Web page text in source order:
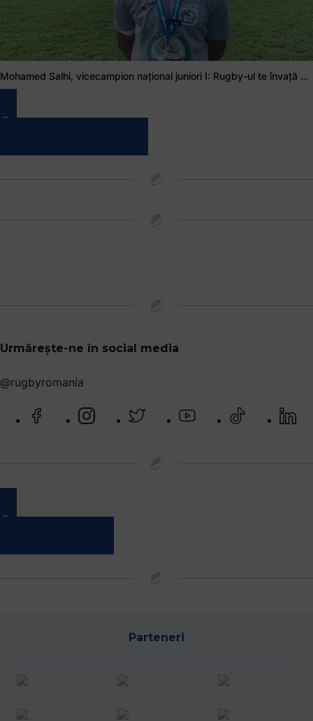
Mohamed Salhi, vicecampion național juniori I: Rugby-ul te învață să accepți și înfrângerile
Urmărește-ne în social media
@rugbyromania
Parteneri